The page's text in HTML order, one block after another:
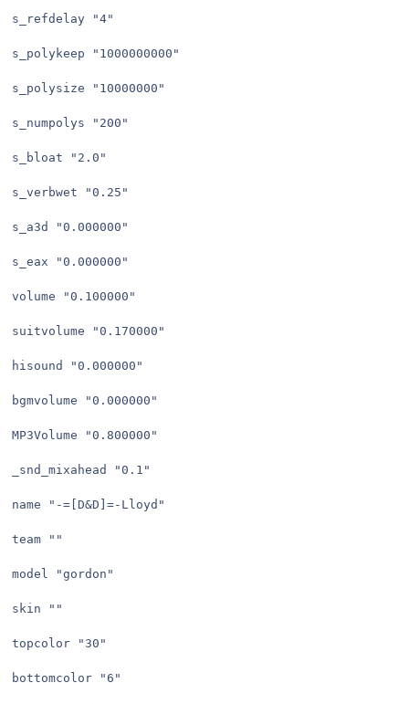
s_refdelay "4"
s_polykeep "1000000000"
s_polysize "10000000"
s_numpolys "200"
s_bloat "2.0"
s_verbwet "0.25"
s_a3d "0.000000"
s_eax "0.000000"
volume "0.100000"
suitvolume "0.170000"
hisound "0.000000"
bgmvolume "0.000000"
MP3Volume "0.800000"
_snd_mixahead "0.1"
name "-=[D&D]=-Lloyd"
team ""
model "gordon"
skin ""
topcolor "30"
bottomcolor "6"